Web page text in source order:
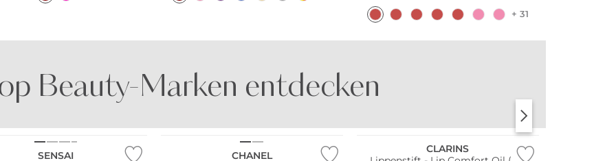
+ 31
Beauty-Marken entdecken
SPIRIT OF DUBAI FRAGRANCE DU BOIS BOADICEA THE VICTORIOUS FREDERIC MALLE
SENSAI
CHANEL
CLARINS